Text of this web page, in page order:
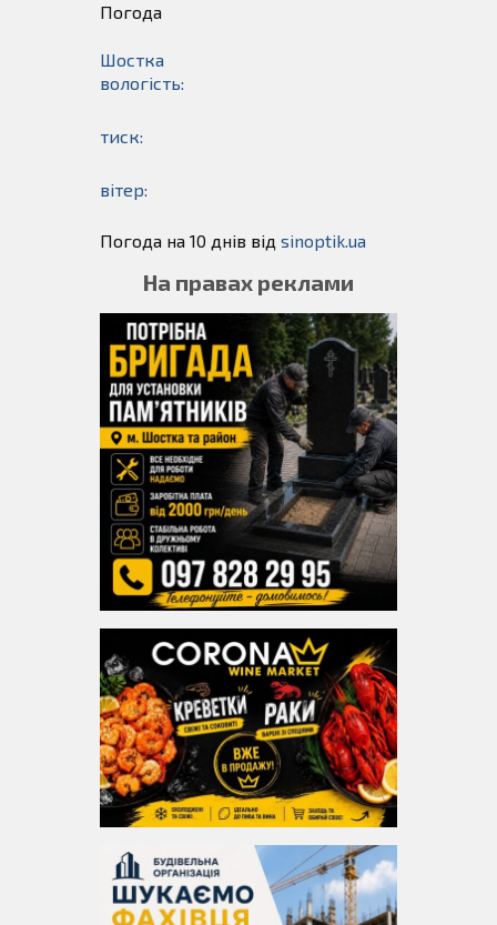
Погода
Шостка
вологість:
тиск:
вітер:
Погода на 10 днів від sinoptik.ua
На правах реклами